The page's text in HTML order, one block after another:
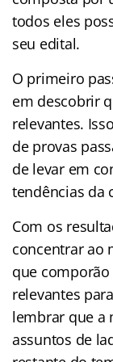
todos eles
seu edital.
O primeiro
em descobrir
relevantes.
de provas
de levar em
tendências da
Com os
concentrar ao
que
relevantes
lembrar que a
assuntos de